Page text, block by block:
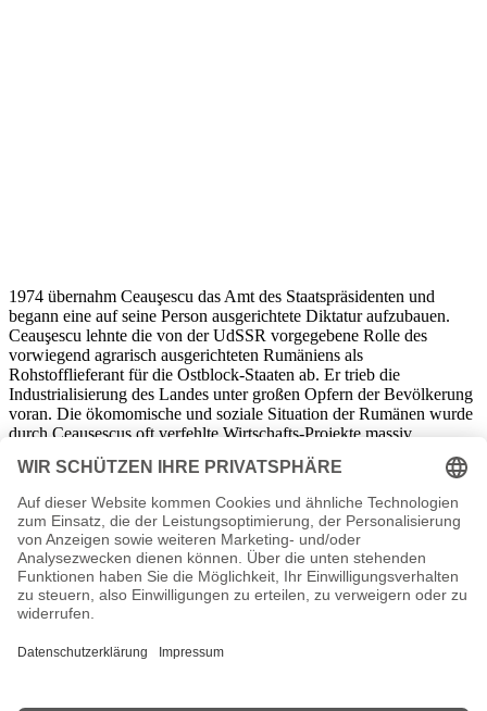
1974 übernahm Ceauşescu das Amt des Staatspräsidenten und
begann eine auf seine Person ausgerichtete Diktatur aufzubauen.
Ceauşescu lehnte die von der UdSSR vorgegebene Rolle des
vorwiegend agrarisch ausgerichteten Rumäniens als
Rohstofflieferant für die Ostblock-Staaten ab. Er trieb die
Industrialisierung des Landes unter großen Opfern der Bevölkerung
voran. Die ökomomische und soziale Situation der Rumänen wurde
durch Ceauşescus oft verfehlte Wirtschafts-Projekte massiv
verschlechtert. Besonders verhasst war das so genannte
„Dorfzerstörungsprogramm“, durch das künstlich neue
Geheimpolizei Securitate brutal unterdrückt. Auch Hinweise der
sowjetischen Staatsführung um Gorbatschow Mitte der 1980er
Jahre, Platz für Reformen zu machen, ignorierte Ceauşescu.
Der von Ceauşescu initiierte Personenkult nahm immer bizarrere
Formen an. So ließ er sich von Staatsmedien als „Gott“ und
„Karpaten-Genie“ feiern. Träger seines Regimes wurden
Bruder Ion Ceauşescu.
blutigen Gefechten in Bukarest un dim übrigen Land wurden Elena